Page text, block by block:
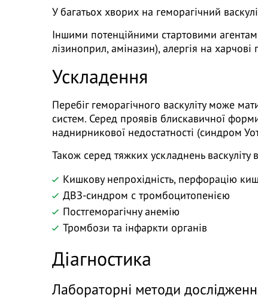
У багатьох хворих на геморагічний
Іншими потенційними стартовими
лізиноприл, аміназин), алергія на
Ускладення
Перебіг геморагічного васкуліту може
систем. Серед проявів блискавичної
наднирникової недостатності (синдром
Також серед тяжких ускладнень васкуліту
Кишкову непрохідність, перфорацію
ДВЗ-синдром с тромбоцитопенією
Постгеморагічну анемію
Тромбози та інфаркти органів
Діагностика
Лабораторні методи